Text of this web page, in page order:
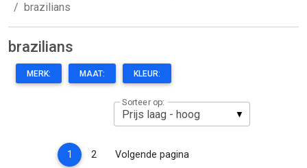
brazilians
brazilians
MERK: MAAT: KLEUR:
Sorteer op:
1 (current)
2 Volgende pagina